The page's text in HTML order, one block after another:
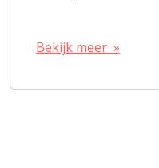
Bekijk meer »